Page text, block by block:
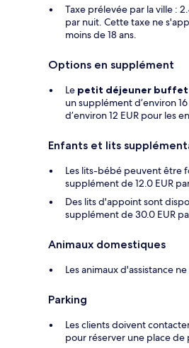
Taxe prélevée par la ville :
par nuit. Cette taxe ne
moins de 18 ans.
Options en supplément
Le petit déjeuner buffet
un supplément d’environ
d’environ 12 EUR pour les
Enfants et lits
Les lits-bébé peuvent être
supplément de 12.0 EUR
Des lits d'appoint sont
supplément de 30.0 EUR
Animaux domestiques
Les animaux d'assistance
Parking
Les clients doivent
pour réserver une place de